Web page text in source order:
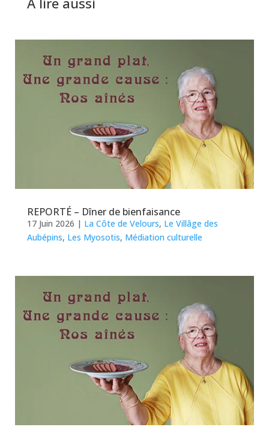
REPORTÉ – Dîner de bienfaisance
17 Juin 2026 | La Côte de Velours, Le Villâge des
Aubépins, Les Myosotis, Médiation culturelle